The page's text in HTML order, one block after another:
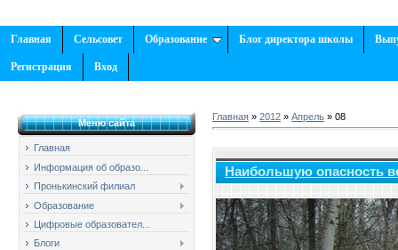
Главная Сельсовет Образование Блог директора школы
Регистрация Вход
Меню сайта
Главная
Информация об образо...
Пронькинский филиал
Образование
Цифровые образовател...
Блоги
Главная » 2012 » Апрель » 08
Наибольшую опасность